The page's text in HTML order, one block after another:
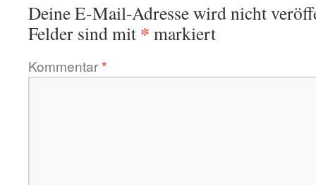
Deine E-Mail-Adresse wird nicht
Felder sind mit * markiert
Kommentar*